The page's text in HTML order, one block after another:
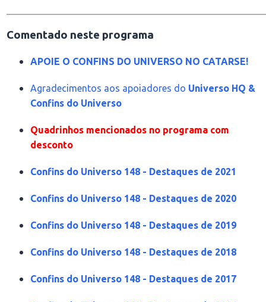
Comentado neste programa
APOIE O CONFINS DO UNIVERSO NO CATARSE!
Agradecimentos aos apoiadores do Universo HQ &
Confins do Universo
Quadrinhos mencionados no programa com
desconto
Confins do Universo 148 - Destaques de 2021
Confins do Universo 148 - Destaques de 2020
Confins do Universo 148 - Destaques de 2019
Confins do Universo 148 - Destaques de 2018
Confins do Universo 148 - Destaques de 2017